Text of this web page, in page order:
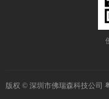
版权 © 深圳市佛瑞森科技公司